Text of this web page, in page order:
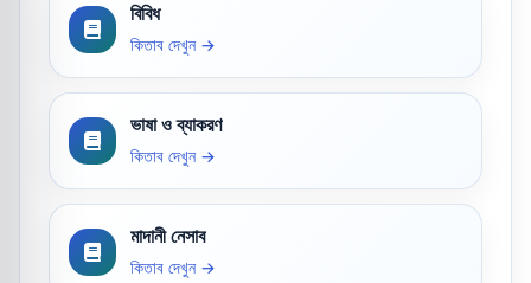
বিবিধ
কিতাব দেখুন →
ভাষা ও ব্যাকরণ
কিতাব দেখুন →
মাদানী নেসাব
কিতাব দেখুন →